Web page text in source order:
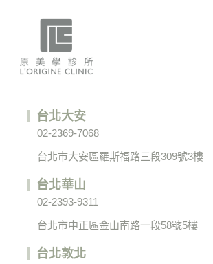
台北大安
02-2369-7068
台北市大安區羅斯福路三段309號3樓
台北華山
02-2393-9311
台北市中正區金山南路一段58號5樓
台北敦北